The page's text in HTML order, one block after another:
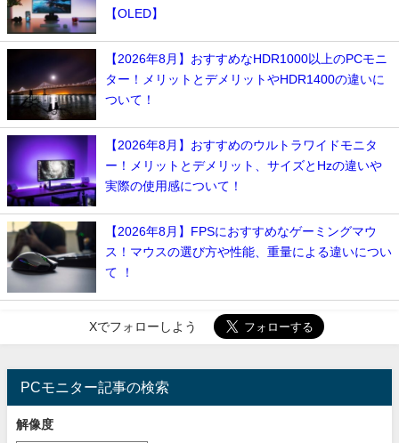
【OLED】
【2026年8月】おすすめなHDR1000以上のPCモニ
ター！メリットとデメリットやHDR1400の違いに
ついて！
【2026年8月】おすすめのウルトラワイドモニタ
ー！メリットとデメリット、サイズとHzの違いや
実際の使用感について！
【2026年8月】FPSにおすすめなゲーミングマウ
ス！マウスの選び方や性能、重量による違いについ
て ！
Xでフォローしよう
PCモニター記事の検索
解像度